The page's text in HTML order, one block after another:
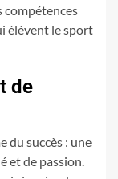
compétences
élèvent le sport
de
du succès : une
et de passion.